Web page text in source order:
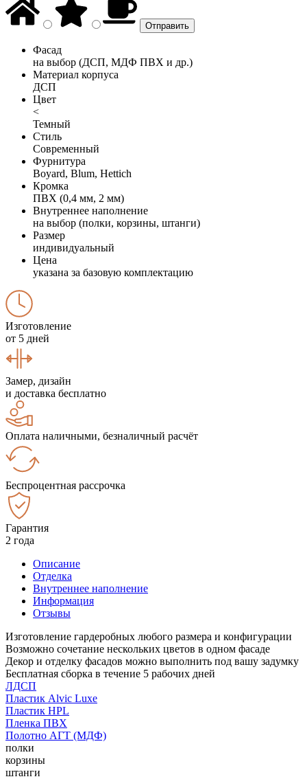
Фасад
на выбор (ДСП, МДФ ПВХ и др.)
Материал корпуса
ДСП
Цвет
<
Темный
Стиль
Современный
Фурнитура
Boyard, Blum, Hettich
Кромка
ПВХ (0,4 мм, 2 мм)
Внутреннее наполнение
на выбор (полки, корзины, штанги)
Размер
индивидуальный
Цена
указана за базовую комплектацию
Изготовление
от 5 дней
Замер, дизайн
и доставка бесплатно
Оплата наличными, безналичный расчёт
Беспроцентная рассрочка
Гарантия
2 года
Описание
Отделка
Внутреннее наполнение
Информация
Отзывы
Изготовление гардеробных любого размера и конфигурации
Возможно сочетание нескольких цветов в одном фасаде
Декор и отделку фасадов можно выполнить под вашу задумку
Бесплатная сборка в течение 5 рабочих дней
ЛДСП
Пластик Alvic Luxe
Пластик HPL
Пленка ПВХ
Полотно АГТ (МДФ)
полки
корзины
штанги